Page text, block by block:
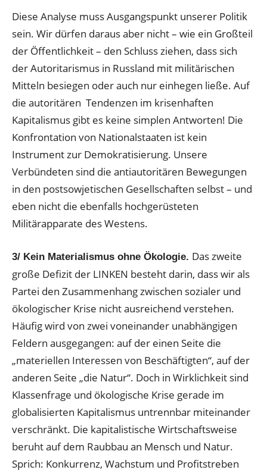
Diese Analyse muss Ausgangspunkt unserer Politik
sein. Wir dürfen daraus aber nicht – wie ein Großteil
der Öffentlichkeit – den Schluss ziehen, dass sich
der Autoritarismus in Russland mit militärischen
Mitteln besiegen oder auch nur einhegen ließe. Auf
die autoritären Tendenzen im krisenhaften
Kapitalismus gibt es keine simplen Antworten! Die
Konfrontation von Nationalstaaten ist kein
Instrument zur Demokratisierung. Unsere
Verbündeten sind die antiautoritären Bewegungen
in den postsowjetischen Gesellschaften selbst – und
eben nicht die ebenfalls hochgerüsteten
Militärapparate des Westens.
3/ Kein Materialismus ohne Ökologie. Das zweite
große Defizit der LINKEN besteht darin, dass wir als
Partei den Zusammenhang zwischen sozialer und
ökologischer Krise nicht ausreichend verstehen.
Häufig wird von zwei voneinander unabhängigen
Feldern ausgegangen: auf der einen Seite die
„materiellen Interessen von Beschäftigten“, auf der
anderen Seite „die Natur“. Doch in Wirklichkeit sind
Klassenfrage und ökologische Krise gerade im
globalisierten Kapitalismus untrennbar miteinander
verschränkt. Die kapitalistische Wirtschaftsweise
beruht auf dem Raubbau an Mensch und Natur.
Sprich: Konkurrenz, Wachstum und Profitstreben